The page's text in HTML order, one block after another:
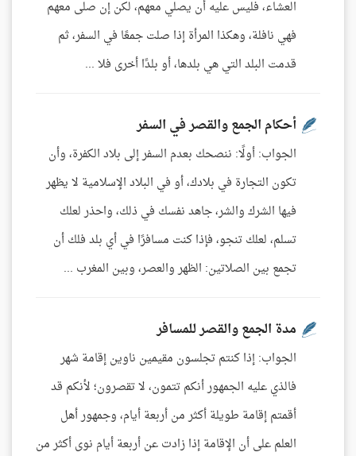
العشاء، فليس عليه أن يصلي معهم، لكن إن صلى معهم
فهي نافلة، وهكذا المرأة إذا صلت جمعًا في السفر، ثم
قدمت البلد التي هي بلدها، أو بلدًا أخرى فلا ...
أحكام الجمع والقصر في السفر
الجواب: أولًا: ننصحك بعدم السفر إلى بلاد الكفرة، وأن
تكون التجارة في بلادك، أو في البلاد الإسلامية لا يظهر
فيها الشرك والشر، جاهد نفسك في ذلك، واحذر لعلك
تسلم، لعلك تنجو، فإذا كنت مسافرًا في أي بلد فلك أن
تجمع بين الصلاتين: الظهر والعصر، وبين المغرب ...
مدة الجمع والقصر للمسافر
الجواب: إذا كنتم تجلسون مقيمين ناوين إقامة شهر
فالذي عليه الجمهور أنكم تتمون، لا تقصرون؛ لأنكم قد
أقمتم إقامة طويلة أكثر من أربعة أيام، وجمهور أهل
العلم على أن الإقامة إذا زادت عن أربعة أيام نوى أكثر من